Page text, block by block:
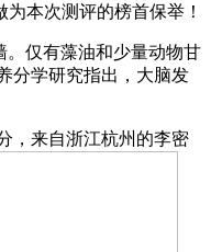
本次测评的榜首保举！
仅有藻油和少量动物甘
分学研究指出，大脑发
，来自浙江杭州的李密